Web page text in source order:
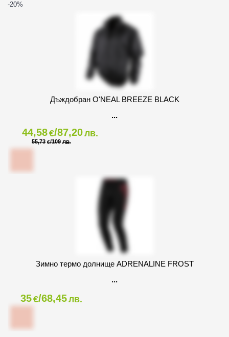
-20%
Дъждобран O'NEAL BREEZE BLACK
44,58€/87,20лв.
55,73 €/109 ЛВ.
Зимно термо долнище ADRENALINE FROST
35€/68,45лв.